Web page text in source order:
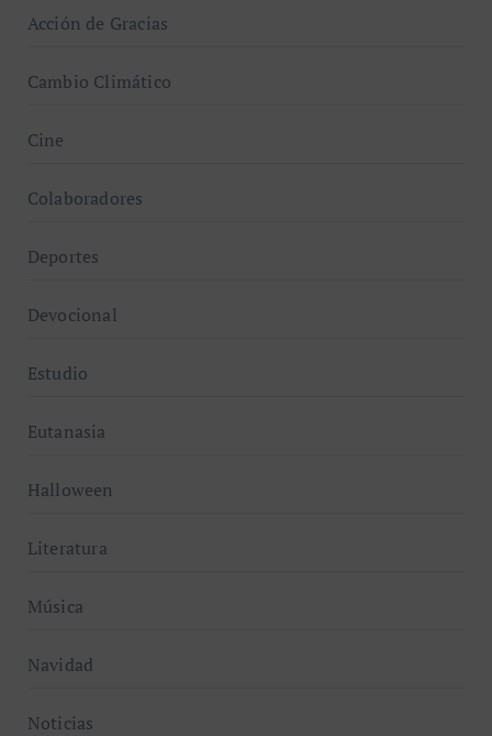
Acción de Gracias
Cambio Climático
Cine
Colaboradores
Deportes
Devocional
Estudio
Eutanasia
Halloween
Literatura
Música
Navidad
Noticias